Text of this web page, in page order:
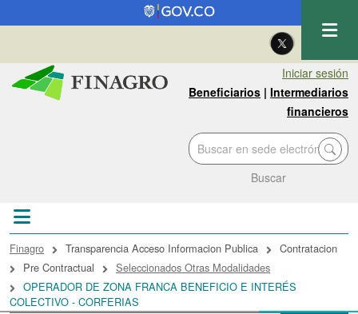
Pasar al contenido principal
| Eng
Iniciar sesión
Beneficiarios | Intermediarios
financieros
Buscar
enlaces de ayuda a la
Finagro Transparencia Acceso Informacion Publica
Contratacion
Pre Contractual
Seleccionados Otras Modalidades
OPERADOR DE ZONA FRANCA BENEFICIO E INTERÉS
COLECTIVO - CORFERIAS